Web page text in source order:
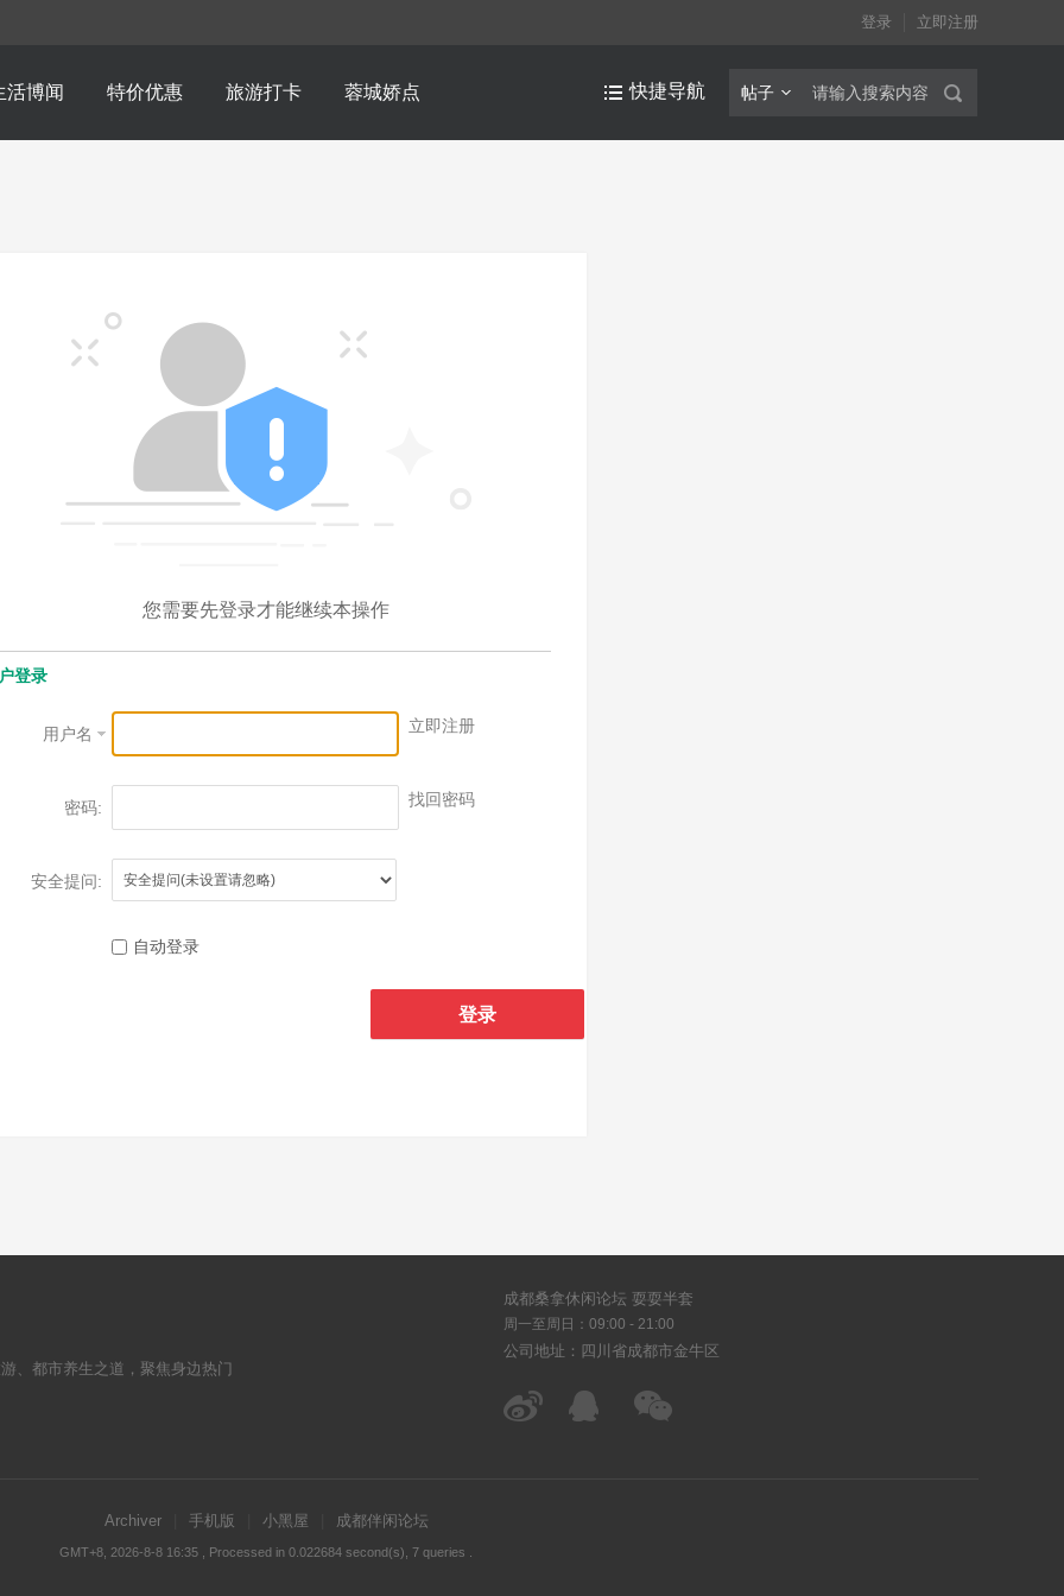
登录 立即注册
活博闻 特价优惠 旅游打卡 蓉城娇点 帖子
快捷导航
您需要先登录才能继续本操作
登录
用户名 立即注册
密码: 找回密码
安全提问:
自动登录
登录
成都桑拿休闲论坛 耍耍半套
周一至周日：09:00 - 21:00
公司地址：四川省成都市金牛区
、都市养生之道，聚焦身边热门
Archiver 手机版 小黑屋 成都伴闲论坛
GMT+8, 2026-8-8 16:35 , Processed in 0.022684 second(s), 7 queries .